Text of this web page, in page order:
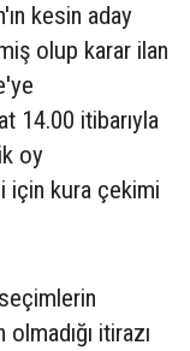
kesin aday
olup karar ilan
14.00 itibarıyla
oy
için kura çekimi
itirazı